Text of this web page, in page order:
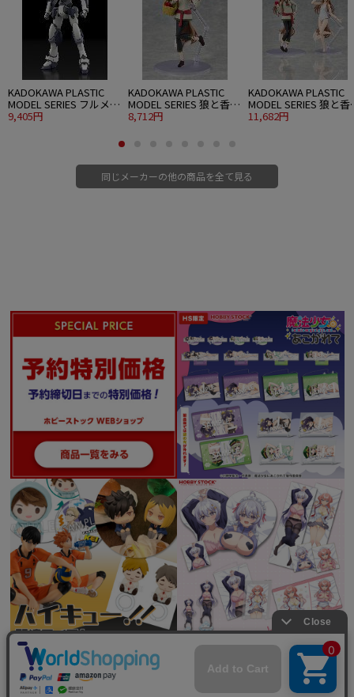
KADOKAWA PLASTIC
MODEL SERIES フルメタ
ル・パニック！ 1/48
9,405円
KADOKAWA PLASTIC
MODEL SERIES 狼と香辛
料 MERCHANT MEETS
8,712円
KADOKAWA PLASTIC
MODEL SERIES 狼と香
料 MERCHANT MEETS
11,682円
同じメーカーの他の商品を全て見る